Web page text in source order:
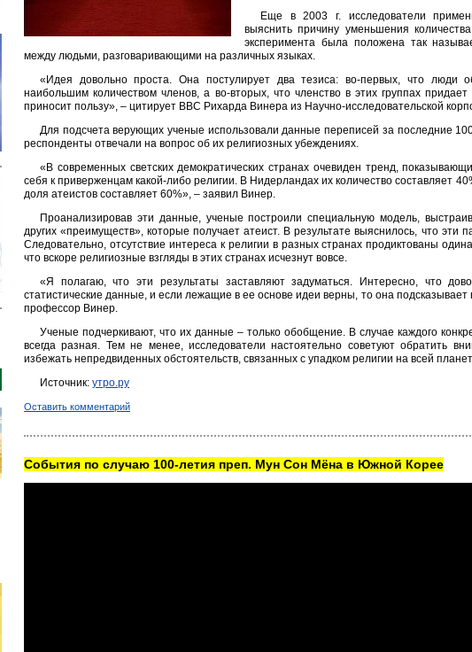
Еще в 2003 г. исследователи
выяснить причину уменьшения
эксперимента была положена так
между людьми, разговаривающими на различных языках.
«Идея довольно проста. Она постулирует два тезиса: во-первых, что люди
наибольшим количеством членов, а во-вторых, что членство в этих группах
приносит пользу», – цитирует BBC Рихарда Винера из Научно-исследовательской
Для подсчета верующих ученые использовали данные переписей за последние
респонденты отвечали на вопрос об их религиозных убеждениях.
«В современных светских демократических странах очевиден тренд,
себя к приверженцам какой-либо религии. В Нидерландах их количество составляет
доля атеистов составляет 60%», – заявил Винер.
Проанализировав эти данные, ученые построили специальную модель,
других «преимуществ», которые получает атеист. В результате выяснилось, что эти
Следовательно, отсутствие интереса к религии в разных странах продиктованы
что вскоре религиозные взгляды в этих странах исчезнут вовсе.
«Я полагаю, что эти результаты заставляют задуматься. Интересно, что
статистические данные, и если лежащие в ее основе идеи верны, то она
профессор Винер.
Ученые подчеркивают, что их данные – только обобщение. В случае каждого
всегда разная. Тем не менее, исследователи настоятельно советуют обратить
избежать непредвиденных обстоятельств, связанных с упадком религии на всей
Источник: утро.ру
Оставить комментарий
Cобытия по случаю 100-летия преп. Мун Сон Мёна в Южной Корее